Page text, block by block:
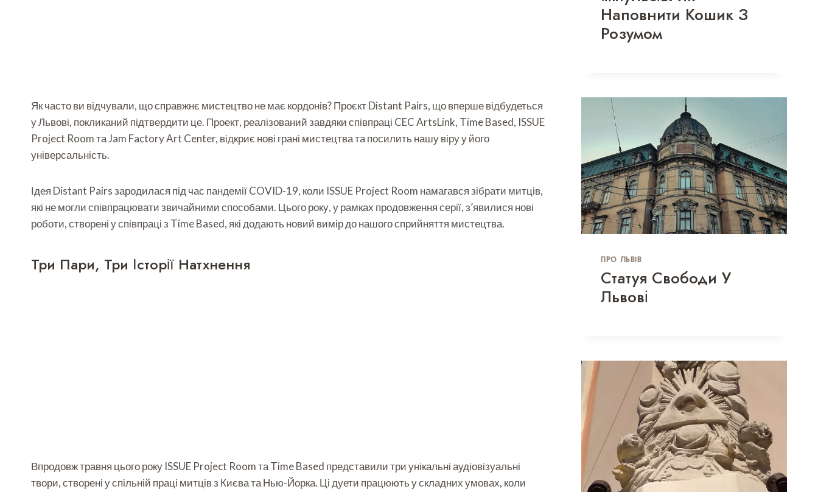
Як часто ви відчували, що справжнє мистецтво не має кордонів? Проєкт Distant Pairs, що вперше відбудеться
у Львові, покликаний підтвердити це. Проект, реалізований завдяки співпраці CEC ArtsLink, Time Based, ISSUE
Project Room та Jam Factory Art Center, відкриє нові грані мистецтва та посилить нашу віру у його
універсальність.
Ідея Distant Pairs зародилася під час пандемії COVID-19, коли ISSUE Project Room намагався зібрати митців,
які не могли співпрацювати звичайними способами. Цього року, у рамках продовження серії, з’явилися нові
роботи, створені у співпраці з Time Based, які додають новий вимір до нашого сприйняття мистецтва.
Три Пари, Три Історії Натхнення
Впродовж травня цього року ISSUE Project Room та Time Based представили три унікальні аудіовізуальні
твори, створені у спільній праці митців з Києва та Нью-Йорка. Ці дуети працюють у складних умовах, коли
Наповнити Кошик З
Розумом
ПРО ЛЬВІВ
Статуя Свободи У
Львові